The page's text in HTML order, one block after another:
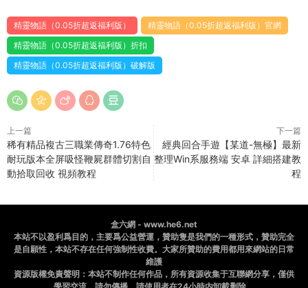
精靈物語（0.05折超返福利版）
精靈物語（0.05折超返福利版）官網
精靈物語（0.05折超返福利版）折扣
精靈物語（0.05折超返福利版）破解版
上一篇
稀有精品複古三職業傳奇1.76特色
耐玩版本全屏吸怪鞭屍群體切割自
動拾取回收 視頻教程
下一篇
經典回合手遊【某道-無極】最新
整理Win系服務端 安卓 詳細搭建教
程
盒六網 - www.he6.net
本站不以盈利爲目的，主要爲公益營運，贊助隻是我們的一種形式，贊助完全
是自願性，本站不存在任何強制性收費。大家所贊助的費用都用來網站的日常
維護
資源版權免責聲明：本站不制作任何作品，所有資源收集于互聯網分享，僅供